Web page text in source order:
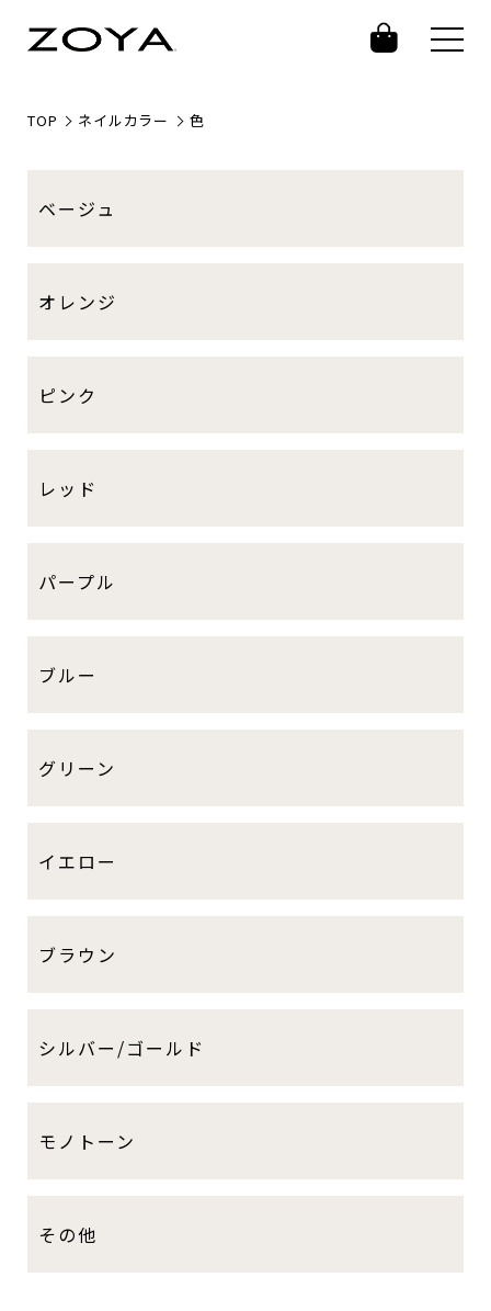
TOP ネイルカラー 色
ベージュ
オレンジ
ピンク
レッド
パープル
ブルー
グリーン
イエロー
ブラウン
シルバー/ゴールド
モノトーン
その他